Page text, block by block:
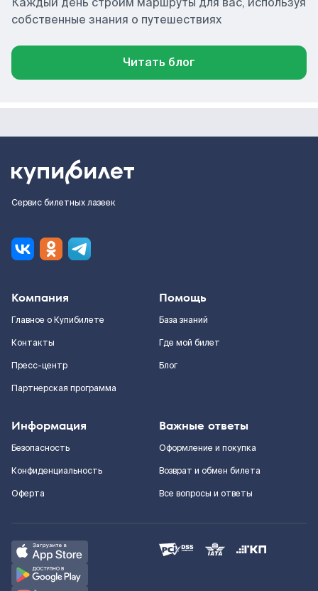
собственные знания о путешествиях
Читать блог
Сервис билетных лазеек
Компания
Главное о Купибилете
Контакты
Пресс-центр
Партнерская программа
Помощь
База знаний
Где мой билет
Блог
Информация
Безопасность
Конфиденциальность
Оферта
Важные ответы
Оформление и покупка
Возврат и обмен билета
Все вопросы и ответы